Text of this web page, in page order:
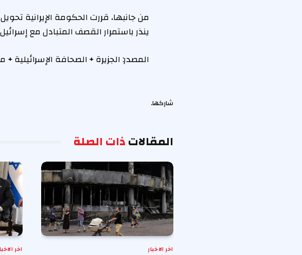
من جانبها، قررت الحكومة الإيرانية
ينذر باستمرار القصف المتبادل مع
المصدر: الجزيرة+ الصحافة الإسرائيلية+
شاركها.
المقالاتذات الصلة
اخر الاخبار اخر